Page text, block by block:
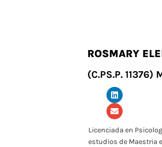
ROSMARY
(C.PS.P. 11376)
Licenciada en
estudios de Maestria